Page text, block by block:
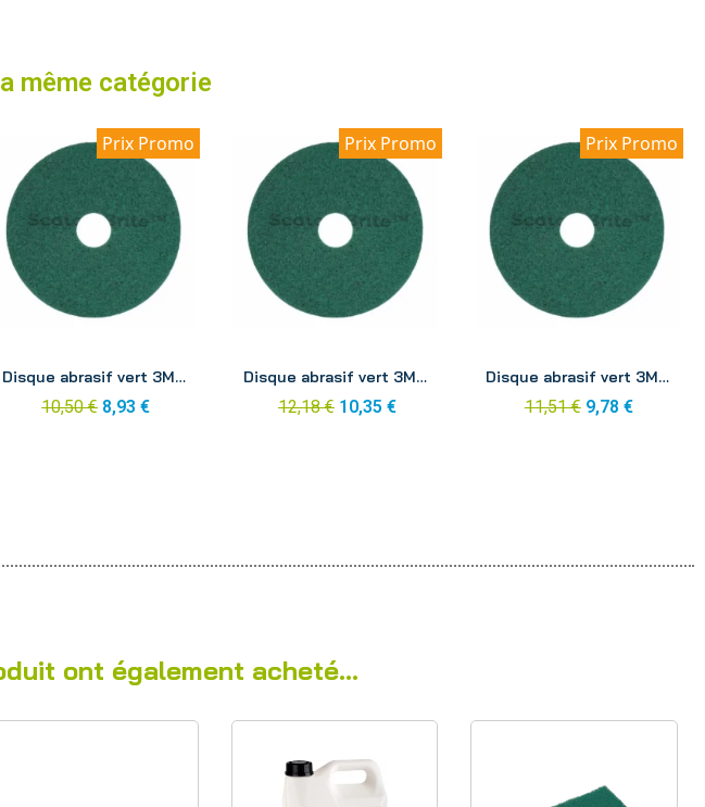
même catégorie
Prix Promo
Disque abrasif vert 3M 330mm
10,50 € 8,93 €
Prix Promo
Disque abrasif vert 3M 355mm
12,18 € 10,35 €
Prix Promo
Disque abrasif vert 3M 380mm
11,51 € 9,78 €
ont également acheté...